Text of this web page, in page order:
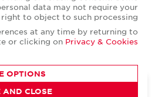
data may not require your
right to object to such processing.
at any time by returning to
or clicking onPrivacy & Cookies
OPTIONS
AND CLOSE